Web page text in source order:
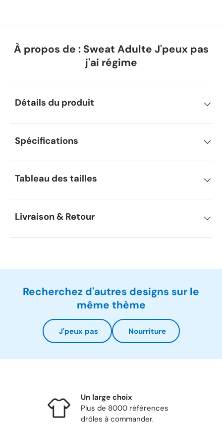
À propos de : Sweat Adulte J'peux pas
j'ai régime
Détails du produit
Spécifications
Tableau des tailles
Livraison & Retour
Recherchez d'autres designs sur le
même thème
J'peux pas Nourriture
Un large choix
Plus de 8000 références
drôles à commander.